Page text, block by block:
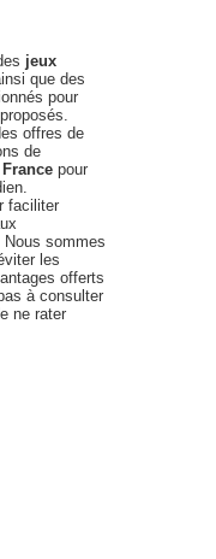
jeux
que des
pour
offres de
de
pour
faciliter
sommes
les
offerts
à consulter
ne rater